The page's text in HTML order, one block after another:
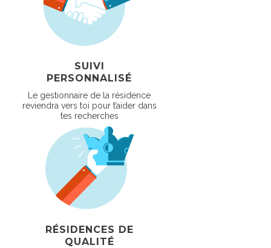
SUIVI
PERSONNALISÉ
Le gestionnaire de la résidence
reviendra vers toi pour t’aider dans
tes recherches
RÉSIDENCES DE
QUALITÉ